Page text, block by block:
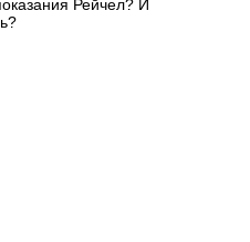
Рейчел? И